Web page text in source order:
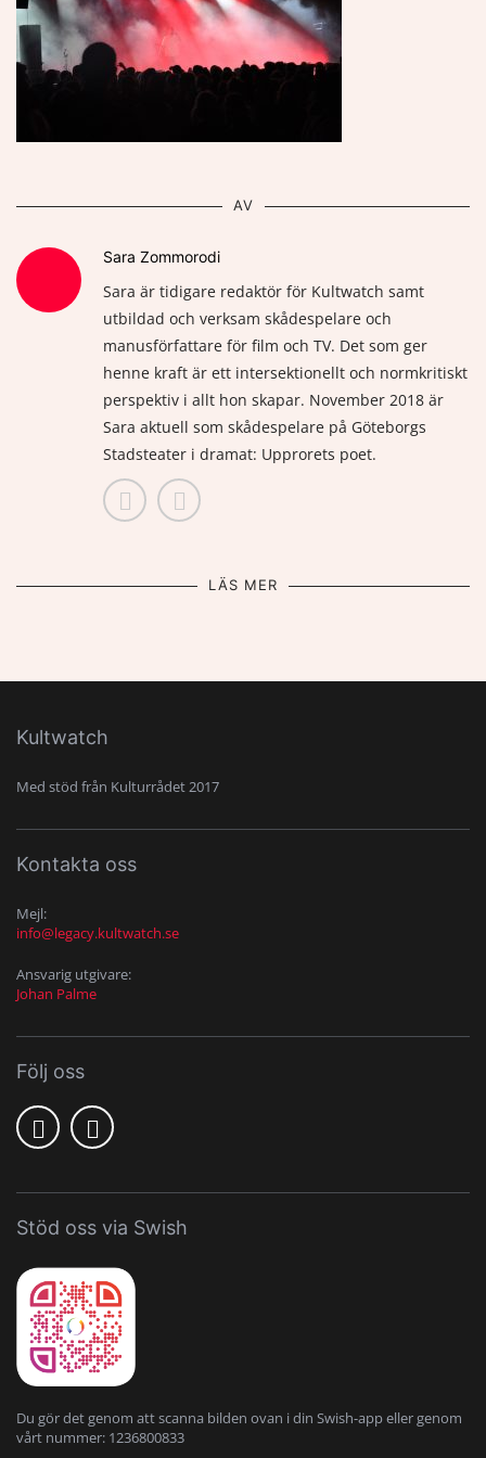
AV
Sara Zommorodi
Sara är tidigare redaktör för Kultwatch samt
utbildad och verksam skådespelare och
manusförfattare för film och TV. Det som ger
henne kraft är ett intersektionellt och normkritiskt
perspektiv i allt hon skapar. November 2018 är
Sara aktuell som skådespelare på Göteborgs
Stadsteater i dramat: Upprorets poet.
LÄS MER
Kultwatch
Med stöd från Kulturrådet 2017
Kontakta oss
Mejl:
info@legacy.kultwatch.se
Ansvarig utgivare:
Johan Palme
Följ oss
Stöd oss via Swish
Du gör det genom att scanna bilden ovan i din Swish-app eller genom
vårt nummer: 1236800833